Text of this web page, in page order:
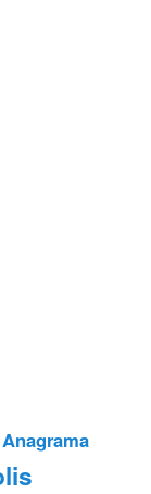
Anagrama